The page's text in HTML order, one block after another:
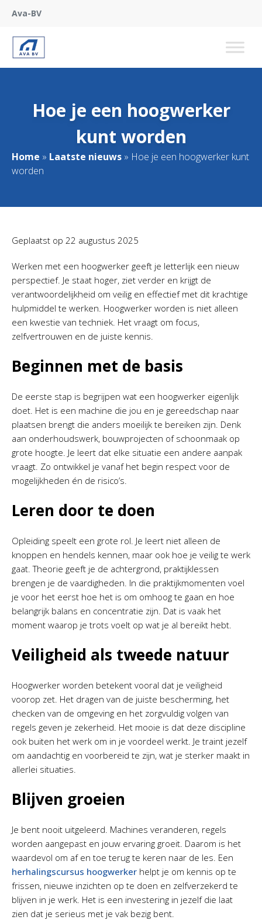
Ava-BV
Hoe je een hoogwerker
kunt worden
Home » Laatste nieuws » Hoe je een hoogwerker kunt
worden
Geplaatst op 22 augustus 2025
Werken met een hoogwerker geeft je letterlijk een nieuw
perspectief. Je staat hoger, ziet verder en krijgt de
verantwoordelijkheid om veilig en effectief met dit krachtige
hulpmiddel te werken. Hoogwerker worden is niet alleen
een kwestie van techniek. Het vraagt om focus,
zelfvertrouwen en de juiste kennis.
Beginnen met de basis
De eerste stap is begrijpen wat een hoogwerker eigenlijk
doet. Het is een machine die jou en je gereedschap naar
plaatsen brengt die anders moeilijk te bereiken zijn. Denk
aan onderhoudswerk, bouwprojecten of schoonmaak op
grote hoogte. Je leert dat elke situatie een andere aanpak
vraagt. Zo ontwikkel je vanaf het begin respect voor de
mogelijkheden én de risico’s.
Leren door te doen
Opleiding speelt een grote rol. Je leert niet alleen de
knoppen en hendels kennen, maar ook hoe je veilig te werk
gaat. Theorie geeft je de achtergrond, praktijklessen
brengen je de vaardigheden. In die praktijkmomenten voel
je voor het eerst hoe het is om omhoog te gaan en hoe
belangrijk balans en concentratie zijn. Dat is vaak het
moment waarop je trots voelt op wat je al bereikt hebt.
Veiligheid als tweede natuur
Hoogwerker worden betekent vooral dat je veiligheid
voorop zet. Het dragen van de juiste bescherming, het
checken van de omgeving en het zorgvuldig volgen van
regels geven je zekerheid. Het mooie is dat deze discipline
ook buiten het werk om in je voordeel werkt. Je traint jezelf
om aandachtig en voorbereid te zijn, wat je sterker maakt in
allerlei situaties.
Blijven groeien
Je bent nooit uitgeleerd. Machines veranderen, regels
worden aangepast en jouw ervaring groeit. Daarom is het
waardevol om af en toe terug te keren naar de les. Een
herhalingscursus hoogwerker helpt je om kennis op te
frissen, nieuwe inzichten op te doen en zelfverzekerd te
blijven in je werk. Het is een investering in jezelf die laat
zien dat je serieus met je vak bezig bent.